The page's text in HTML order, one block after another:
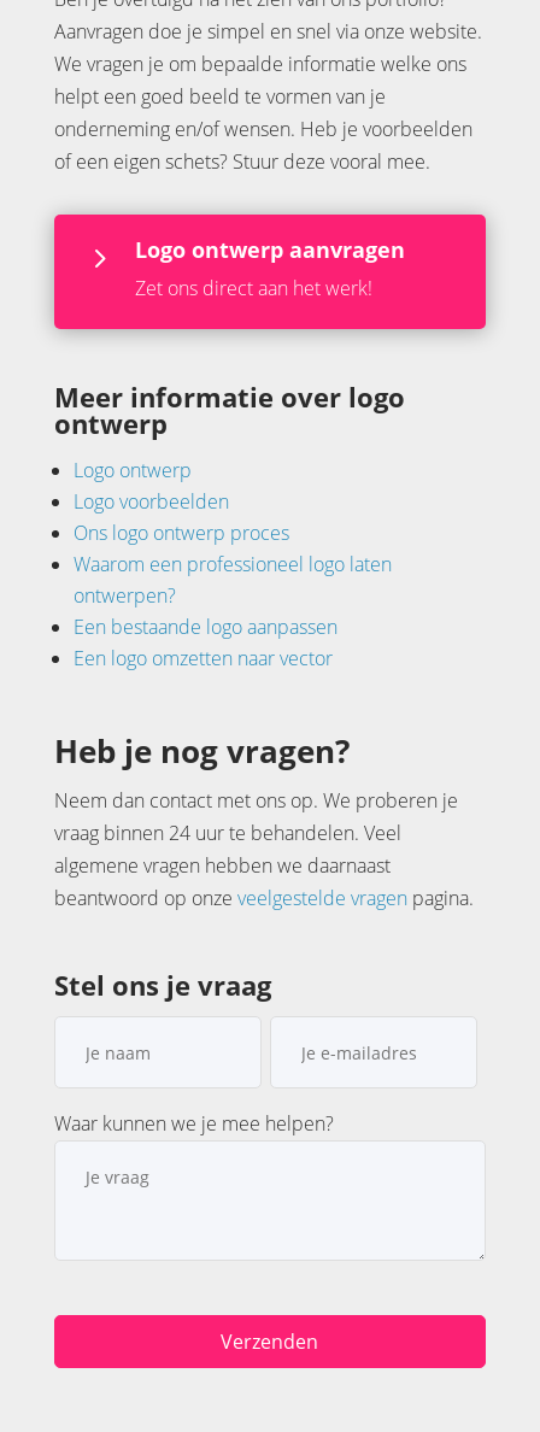
Aanvragen doe je simpel en snel via onze website.
We vragen je om bepaalde informatie welke ons
helpt een goed beeld te vormen van je
onderneming en/of wensen. Heb je voorbeelden
of een eigen schets? Stuur deze vooral mee.
5 Logo ontwerp aanvragen
Zet ons direct aan het werk!
Meer informatie over logo
ontwerp
Logo ontwerp
Logo voorbeelden
Ons logo ontwerp proces
Waarom een professioneel logo laten
ontwerpen?
Een bestaande logo aanpassen
Een logo omzetten naar vector
Heb je nog vragen?
Neem dan contact met ons op. We proberen je
vraag binnen 24 uur te behandelen. Veel
algemene vragen hebben we daarnaast
beantwoord op onze veelgestelde vragenpagina.
Stel ons je vraag
Waar kunnen we je mee helpen?